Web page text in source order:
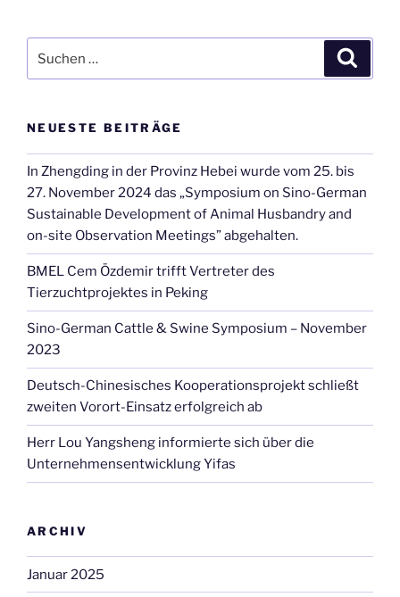
Quarantäneabschluss
und
Freigabe
der
importierten
französischen
Zuchtschweine
des
Zuchtbetriebes
YIFA“
nach:
NEUESTE BEITRÄGE
In Zhengding in der Provinz Hebei wurde vom 25. bis
27. November 2024 das „Symposium on Sino-German
Sustainable Development of Animal Husbandry and
on-site Observation Meetings” abgehalten.
BMEL Cem Özdemir trifft Vertreter des
Tierzuchtprojektes in Peking
Sino-German Cattle & Swine Symposium – November
2023
Deutsch-Chinesisches Kooperationsprojekt schließt
zweiten Vorort-Einsatz erfolgreich ab
Herr Lou Yangsheng informierte sich über die
Unternehmensentwicklung Yifas
ARCHIV
Januar 2025